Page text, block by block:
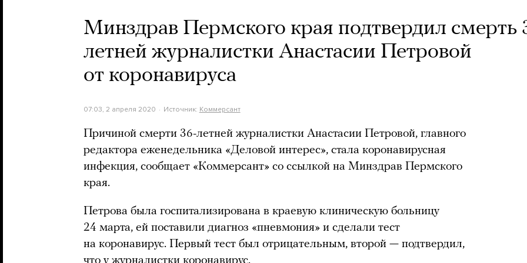
Минздрав Пермского края подтвердил смерть
летней журналистки Анастасии Петровой
от коронавируса
07:03, 2 апреля 2020 Источник: Коммерсант
Причиной смерти 36-летней журналистки Анастасии Петровой, главного
редактора еженедельника «Деловой интерес», стала коронавирусная
инфекция, сообщает «Коммерсант» со ссылкой на Минздрав Пермского
края.
Петрова была госпитализирована в краевую клиническую больницу
24 марта, ей поставили диагноз «пневмония» и сделали тест
на коронавирус. Первый тест был отрицательным, второй — подтвердил,
что у журналистки коронавирус.